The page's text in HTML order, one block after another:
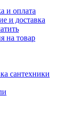
и оплата
и доставка
на товар
сантехники